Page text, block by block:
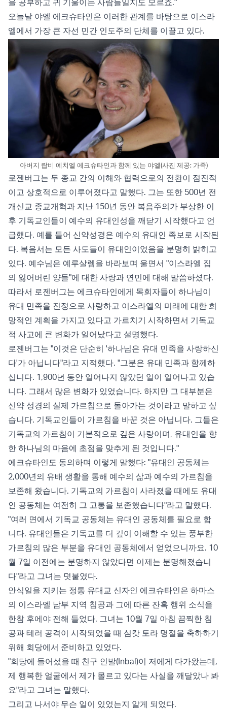
을 공부하고 귀 기울이는 사람들일지도 모르죠."
오늘날 야엘 에크슈타인은 이러한 관계를 바탕으로 이스라
엘에서 가장 큰 자선 민간 인도주의 단체를 이끌고 있다.
아버지 랍비 예치엘 에크슈타인과 함께 있는 야엘(사진 제공: 가족)
로젠버그는 두 종교 간의 이해와 협력으로의 전환이 점진적
이고 상호적으로 이루어졌다고 말했다. 그는 또한 500년 전
개신교 종교개혁과 지난 150년 동안 복음주의가 부상한 이
후 기독교인들이 예수의 유대인성을 깨닫기 시작했다고 언
급했다. 예를 들어 신약성경은 예수의 유대인 족보로 시작된
다. 복음서는 모든 사도들이 유대인이었음을 분명히 밝히고
있다. 예수님은 예루살렘을 바라보며 울면서 "이스라엘 집
의 잃어버린 양들"에 대한 사랑과 연민에 대해 말씀하셨다.
따라서 로젠버그는 에크슈타인에게 목회자들이 하나님이
유대 민족을 진정으로 사랑하고 이스라엘의 미래에 대한 희
망적인 계획을 가지고 있다고 가르치기 시작하면서 기독교
적 사고에 큰 변화가 일어났다고 설명했다.
로젠버그는 "이것은 단순히 '하나님은 유대 민족을 사랑하신
다'가 아닙니다"라고 지적했다. "그분은 유대 민족과 함께하
십니다. 1,900년 동안 일어나지 않았던 일이 일어나고 있습
니다. 그래서 많은 변화가 있었습니다. 하지만 그 대부분은
신약 성경의 실제 가르침으로 돌아가는 것이라고 말하고 싶
습니다. 기독교인들이 가르침을 바꾼 것은 아닙니다. 그들은
기독교의 가르침이 기본적으로 깊은 사랑이며, 유대인을 향
한 하나님의 마음에 초점을 맞추게 된 것입니다."
에크슈타인도 동의하며 이렇게 말했다: "유대인 공동체는
2,000년의 유배 생활을 통해 예수의 삶과 예수의 가르침을
보존해 왔습니다. 기독교의 가르침이 사라졌을 때에도 유대
인 공동체는 여전히 그 고통을 보존했습니다"라고 말했다.
"여러 면에서 기독교 공동체는 유대인 공동체를 필요로 합
니다. 유대인들은 기독교를 더 깊이 이해할 수 있는 풍부한
가르침의 많은 부분을 유대인 공동체에서 얻었으니까요. 10
월 7일 이전에는 분명하지 않았다면 이제는 분명해졌습니
다"라고 그녀는 덧붙였다.
안식일을 지키는 정통 유대교 신자인 에크슈타인은 하마스
의 이스라엘 남부 지역 침공과 그에 따른 잔혹 행위 소식을
한참 후에야 전해 들었다. 그녀는 10월 7일 아침 끔찍한 침
공과 테러 공격이 시작되었을 때 심캇 토라 명절을 축하하기
위해 회당에서 준비하고 있었다.
"회당에 들어섰을 때 친구 인발(Inbal)이 저에게 다가왔는데,
제 행복한 얼굴에서 제가 몰르고 있다는 사실을 깨달았나 봐
요"라고 그녀는 말했다.
그리고 나서야 무슨 일이 있었는지 알게 되었다.